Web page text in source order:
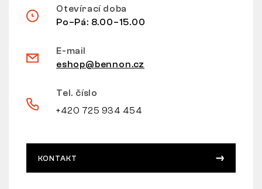
Otevírací doba
Po–Pá: 8.00–15.00
E-mail
eshop@bennon.cz
Tel. číslo
+420 725 934 454
KONTAKT